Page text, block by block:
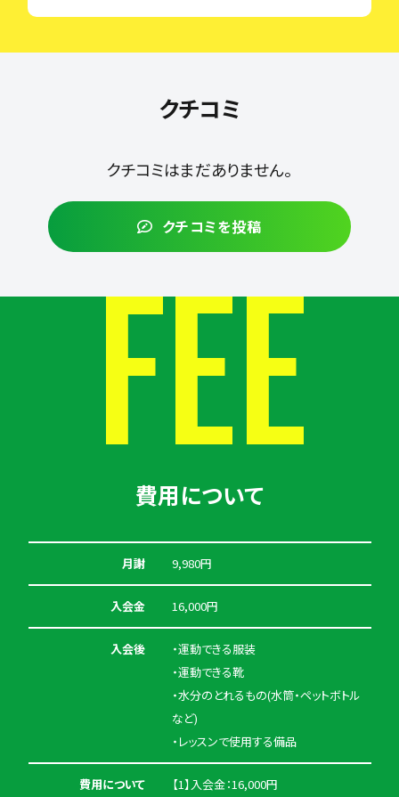
クチコミ
クチコミはまだありません。
クチコミを投稿
FEE
費用について
月謝 9,980円
入会金 16,000円
入会後
・運動できる服装
・運動できる靴
・水分のとれるもの(水筒・ペットボトル
など)
・レッスンで使用する備品
費用について
【1】入会金：16,000円